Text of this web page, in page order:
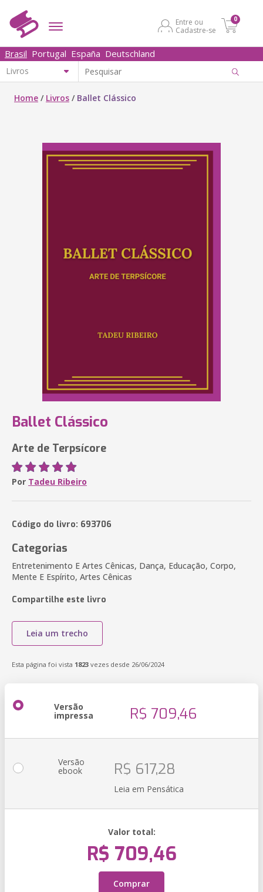
Entre ou
Cadastre-se
0
Brasil Portugal España Deutschland
Home / Livros / Ballet Clássico
Ballet Clássico
Arte de Terpsícore
Por Tadeu Ribeiro
Código do livro: 693706
Categorias
Entretenimento E Artes Cênicas, Dança, Educação, Corpo,
Mente E Espírito, Artes Cênicas
Compartilhe este livro
Leia um trecho
Esta página foi vista 1823 vezes desde 26/06/2024
Versão
impressa R$ 709,46
Versão
ebook R$ 617,28
Leia em Pensática
Valor total:
R$ 709,46
Comprar